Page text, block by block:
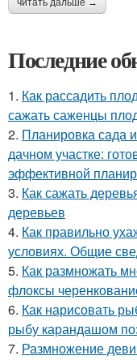
читать дальше →
Последние
1. Как рассадить
сажать саженцы
2. Планировка сада
дачном участке:
эффективной
3. Как сажать
деревьев
4. Как правильно
условиях. Общие
5. Как размножать
флоксы
6. Как нарисовать
рыбу карандашом
7. Размножение